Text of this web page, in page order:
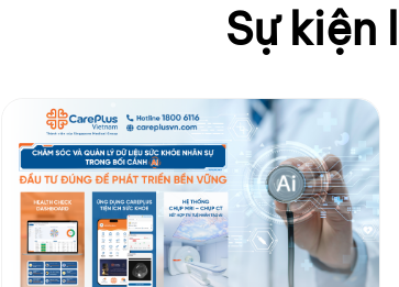
Sự kiện